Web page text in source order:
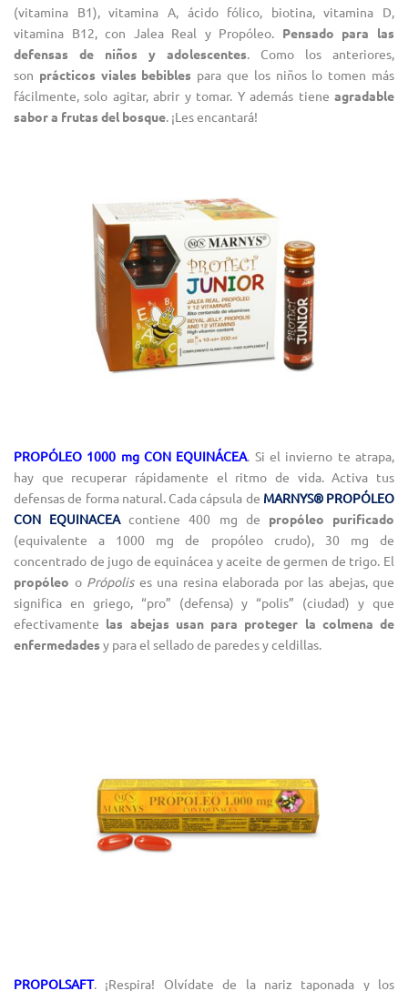
(vitamina B1), vitamina A, ácido fólico, biotina, vitamina D,
vitamina B12, con Jalea Real y Propóleo. Pensado para las
defensas de niños y adolescentes. Como los anteriores,
son prácticos viales bebibles para que los niños lo tomen más
fácilmente, solo agitar, abrir y tomar. Y además tiene agradable
sabor a frutas del bosque. ¡Les encantará!
PROPÓLEO 1000 mg CON EQUINÁCEA. Si el invierno te atrapa,
hay que recuperar rápidamente el ritmo de vida. Activa tus
defensas de forma natural. Cada cápsula de MARNYS® PROPÓLEO
CON EQUINACEAcontiene 400 mg de propóleo purificado
(equivalente a 1000 mg de propóleo crudo), 30 mg de
concentrado de jugo de equinácea y aceite de germen de trigo. El
propóleo o Própolises una resina elaborada por las abejas, que
significa en griego, “pro” (defensa) y “polis” (ciudad) y que
efectivamente las abejas usan para proteger la colmena de
enfermedades y para el sellado de paredes y celdillas.
PROPOLSAFT. ¡Respira! Olvídate de la nariz taponada y los